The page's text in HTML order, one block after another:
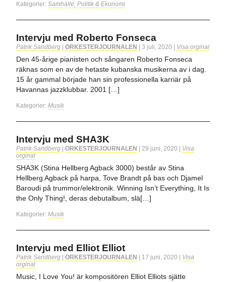
Kategorier: Samhälle, Politik & Ekonomi
Intervju med Roberto Fonseca
Patrik Sandberg ORKESTERJOURNALEN 3 juli, 2020 Visa orginal
Den 45-årige pianisten och sångaren Roberto Fonseca
räknas som en av de hetaste kubanska musikerna av i dag.
15 år gammal började han sin professionella karriär på
Havannas jazzklubbar. 2001 […]
Kategorier: Musik
Intervju med SHA3K
Patrik Sandberg ORKESTERJOURNALEN 29 juni, 2020
Visa
orginal
SHA3K (Stina Hellberg Agback 3000) består av Stina
Hellberg Agback på harpa, Tove Brandt på bas och Djamel
Baroudi på trummor/elektronik. Winning Isn’t Everything, It Is
the Only Thing!, deras debutalbum, slä[…]
Kategorier: Musik
Intervju med Elliot Elliot
Patrik Sandberg | ORKESTERJOURNALEN | 17 juni, 2020 | Visa
orginal
Music, I Love You! är kompositören Elliot Elliots sjätte